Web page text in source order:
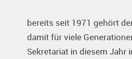
bereits seit 1971 gehört
damit für viele
Sekretariat in diesem Jahr